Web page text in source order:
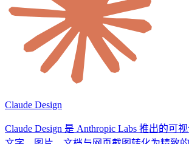
Claude Design
Claude Design 是 Anthropic Labs 推出的可